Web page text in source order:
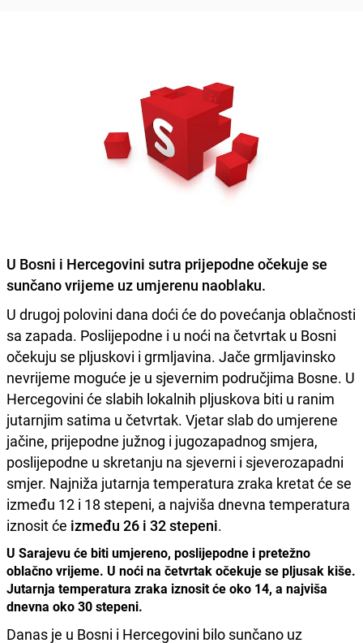
U Bosni i Hercegovini sutra prijepodne očekuje se
sunčano vrijeme uz umjerenu naoblaku.
U drugoj polovini dana doći će do povećanja oblačnosti
sa zapada. Poslijepodne i u noći na četvrtak u Bosni
očekuju se pljuskovi i grmljavina. Jače grmljavinsko
nevrijeme moguće je u sjevernim područjima Bosne. U
Hercegovini će slabih lokalnih pljuskova biti u ranim
jutarnjim satima u četvrtak. Vjetar slab do umjerene
jačine, prijepodne južnog i jugozapadnog smjera,
poslijepodne u skretanju na sjeverni i sjeverozapadni
smjer. Najniža jutarnja temperatura zraka kretat će se
između 12 i 18 stepeni, a najviša dnevna temperatura
iznosit će između 26 i 32 stepeni.
U Sarajevu će biti umjereno, poslijepodne i pretežno
oblačno vrijeme. U noći na četvrtak očekuje se pljusak kiše.
Jutarnja temperatura zraka iznosit će oko 14, a najviša
dnevna oko 30 stepeni.
Danas je u Bosni i Hercegovini bilo sunčano uz